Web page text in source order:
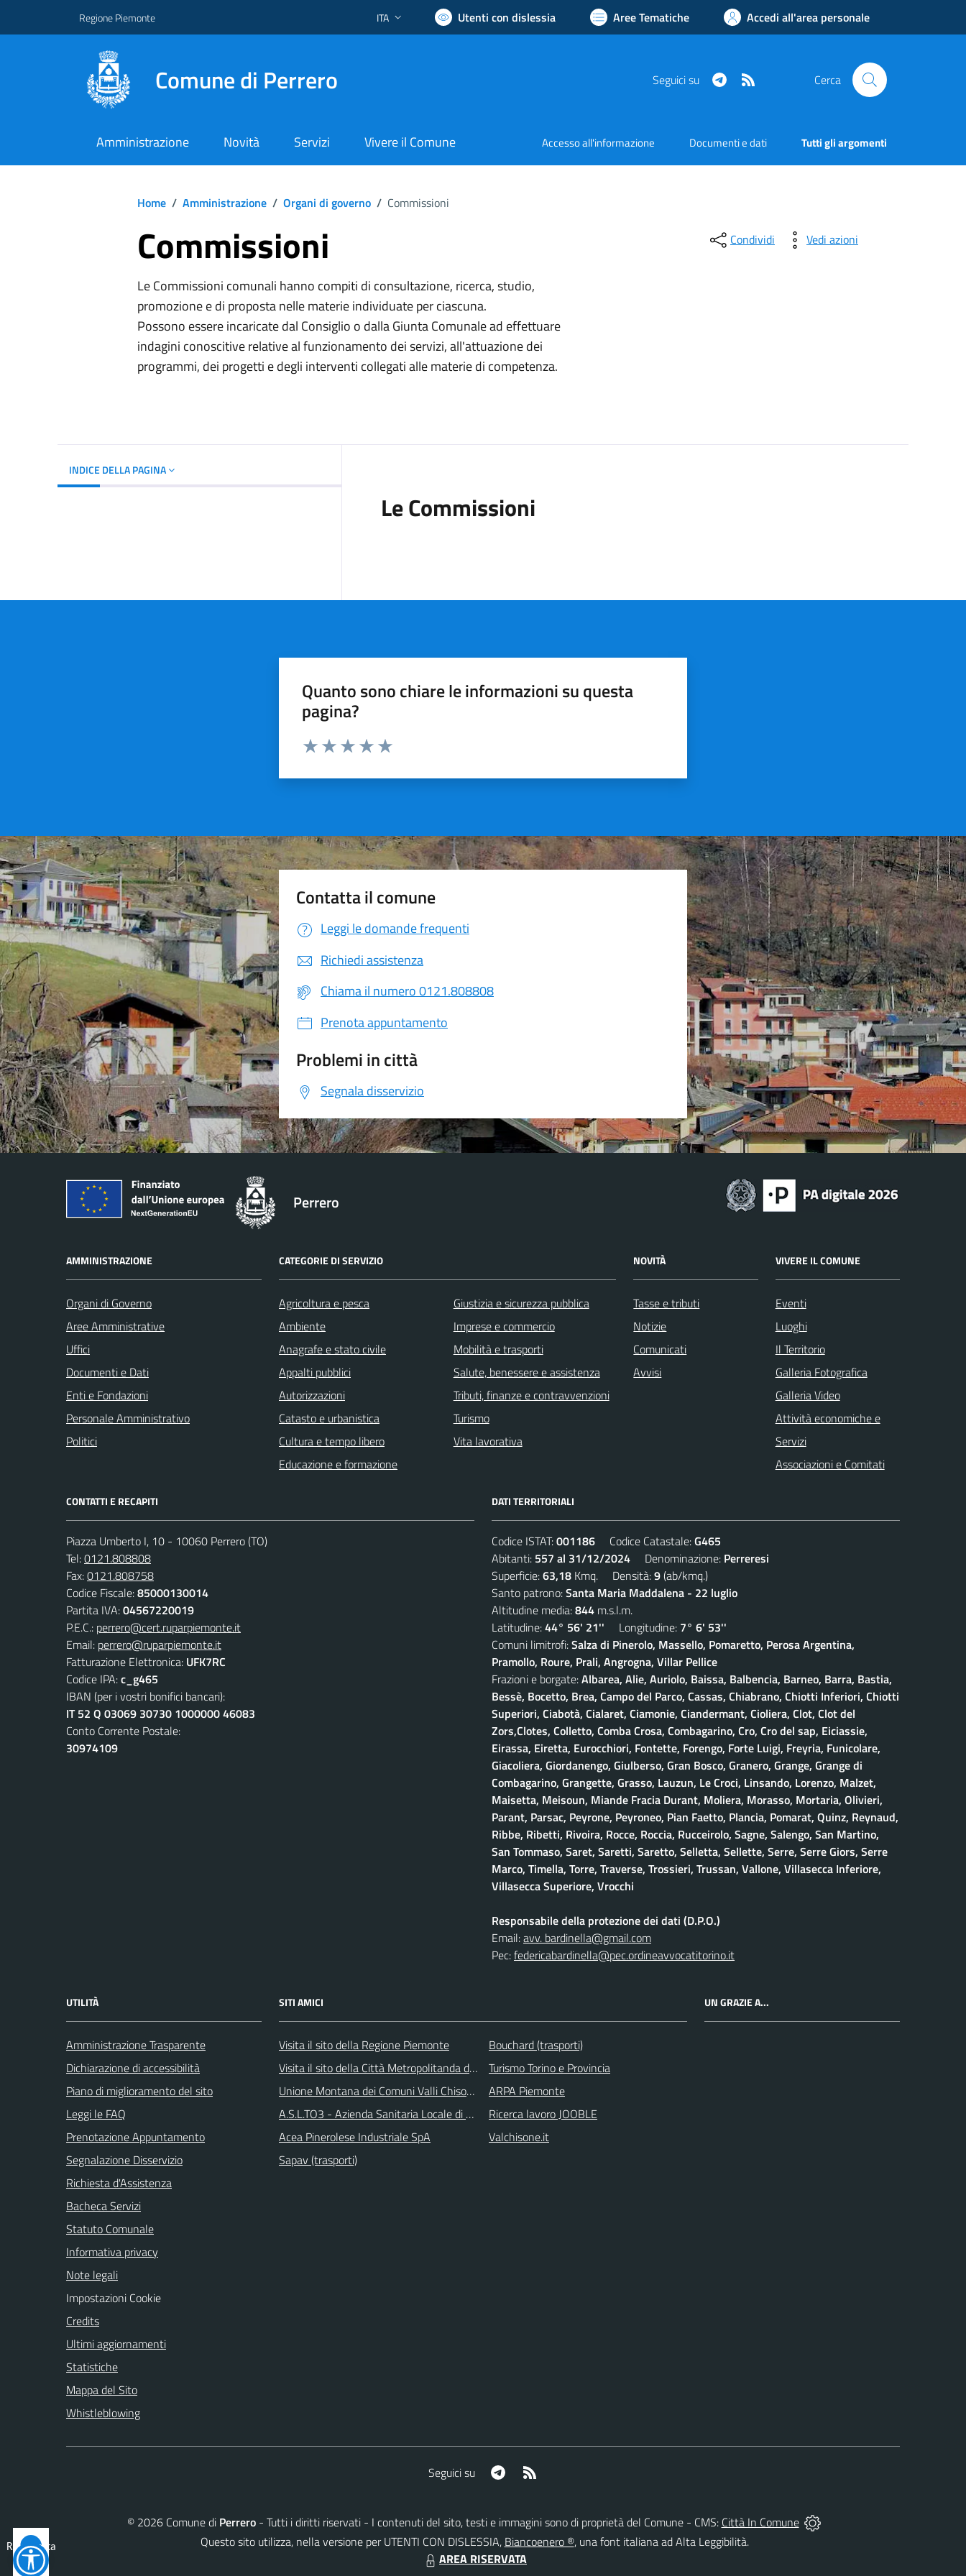
Regione Piemonte Lingua attiva:
ITA Utenti con dislessia Aree Tematiche Accedi all'area personale
Comune di Perrero Seguici su Telegram Cerca
Amministrazione Novità Servizi Vivere il Comune Accesso all'informazione Documenti e dati Tutti gli argomenti
Home / Amministrazione / Organi di governo / Commissioni
Commissioni
Le Commissioni comunali hanno compiti di consultazione, ricerca, studio,
promozione e di proposta nelle materie individuate per ciascuna.
Possono essere incaricate dal Consiglio o dalla Giunta Comunale ad effettuare
indagini conoscitive relative al funzionamento dei servizi, all'attuazione dei
programmi, dei progetti e degli interventi collegati alle materie di competenza.
Condividi Vedi azioni
INDICE DELLA PAGINA
Le Commissioni
Quanto sono chiare le informazioni su questa
pagina?
Valuta da 1 a 5 stelle la pagina
Contatta il comune
Leggi le domande frequenti
Richiedi assistenza
Chiama il numero 0121.808808
Prenota appuntamento
Problemi in città
Segnala disservizio
Perrero
AMMINISTRAZIONE
Organi di Governo
Aree Amministrative
Uffici
Documenti e Dati
Enti e Fondazioni
Personale Amministrativo
Politici
CATEGORIE DI SERVIZIO
Agricoltura e pesca
Ambiente
Anagrafe e stato civile
Appalti pubblici
Autorizzazioni
Catasto e urbanistica
Cultura e tempo libero
Educazione e formazione
Giustizia e sicurezza pubblica
Imprese e commercio
Mobilità e trasporti
Salute, benessere e assistenza
Tributi, finanze e contravvenzioni
Turismo
Vita lavorativa
NOVITÀ
Tasse e tributi
Notizie
Comunicati
Avvisi
VIVERE IL COMUNE
Eventi
Luoghi
Il Territorio
Galleria Fotografica
Galleria Video
Attività economiche e
Servizi
Associazioni e Comitati
CONTATTI E RECAPITI
Piazza Umberto I, 10 - 10060 Perrero (TO)
Tel:0121.808808
Fax:0121.808758
Codice Fiscale:85000130014
Partita IVA:04567220019
P.E.C.: perrero@cert.ruparpiemonte.it
Email: perrero@ruparpiemonte.it
Fatturazione Elettronica: UFK7RC
Codice IPA:c_g465
IBAN (per i vostri bonifici bancari):
IT 52 Q 03069 30730 1000000 46083
Conto Corrente Postale:
30974109
DATI TERRITORIALI
Codice ISTAT:001186 Codice Catastale:G465
Abitanti: 557 al 31/12/2024 Denominazione: Perreresi
Superficie:63,18 Kmq. Densità:9(ab/kmq.)
Santo patrono:Santa Maria Maddalena - 22 luglio
Altitudine media:844 m.s.l.m.
Latitudine:44° 56' 21'' Longitudine: 7° 6' 53''
Comuni limitrofi:Salza di Pinerolo, Massello, Pomaretto, Perosa Argentina,
Pramollo, Roure, Prali, Angrogna, Villar Pellice
Frazioni e borgate:Albarea, Alie, Auriolo, Baissa, Balbencia, Barneo, Barra, Bastia,
Bessè, Bocetto, Brea, Campo del Parco, Cassas, Chiabrano, Chiotti Inferiori, Chiotti
Superiori, Ciabotà, Cialaret, Ciamonie, Ciandermant, Cioliera, Clot, Clot del
Zors,Clotes, Colletto, Comba Crosa, Combagarino, Cro, Cro del sap, Eiciassie,
Eirassa, Eiretta, Eurocchiori, Fontette, Forengo, Forte Luigi, Freyria, Funicolare,
Giacoliera, Giordanengo, Giulberso, Gran Bosco, Granero, Grange, Grange di
Combagarino, Grangette, Grasso, Lauzun, Le Croci, Linsando, Lorenzo, Malzet,
Maisetta, Meisoun, Miande Fracia Durant, Moliera, Morasso, Mortaria, Olivieri,
Parant, Parsac, Peyrone, Peyroneo, Pian Faetto, Plancia, Pomarat, Quinz, Reynaud,
Ribbe, Ribetti, Rivoira, Rocce, Roccia, Rucceirolo, Sagne, Salengo, San Martino,
San Tommaso, Saret, Saretti, Saretto, Selletta, Sellette, Serre, Serre Giors, Serre
Marco, Timella, Torre, Traverse, Trossieri, Trussan, Vallone, Villasecca Inferiore,
Villasecca Superiore, Vrocchi
Responsabile della protezione dei dati (D.P.O.)
Email:avv. bardinella@gmail.com
Pec:federicabardinella@pec.ordineavvocatitorino.it
UTILITÀ
Amministrazione Trasparente
Dichiarazione di accessibilità
Piano di miglioramento del sito
Leggi le FAQ
Prenotazione Appuntamento
Segnalazione Disservizio
Richiesta d'Assistenza
Bacheca Servizi
Statuto Comunale
Informativa privacy
Note legali
Impostazioni Cookie
Credits
Ultimi aggiornamenti
Statistiche
Mappa del Sito
Whistleblowing
SITI AMICI
Visita il sito della Regione Piemonte
Visita il sito della Città Metropolitanda di Torino
Unione Montana dei Comuni Valli Chisone e Germanasca
A.S.L.TO3 - Azienda Sanitaria Locale di Collegno e Pinerolo
Acea Pinerolese Industriale SpA
Sapav (trasporti)
Bouchard (trasporti)
Turismo Torino e Provincia
ARPA Piemonte
Ricerca lavoro JOOBLE
Valchisone.it
UN GRAZIE A...
Seguici su Telegram
© 2026Comune di Perrero- Tutti i diritti riservati - I contenuti del sito, testi e immagini sono di proprietà del Comune - CMS: Città In Comune
Questo sito utilizza, nella versione per UTENTI CON DISLESSIA, Biancoenero ®, una font italiana ad Alta Leggibilità.
AREA RISERVATA
Reimposta
tutto